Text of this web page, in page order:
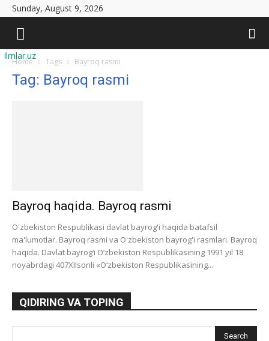
Sunday, August 9, 2026
Ilmlar.uz
Home Tags Bayroq rasmi
Tag: Bayroq rasmi
Bayroq haqida. Bayroq rasmi
O'zbekiston Respublikasi davlat bayrog'i haqida batafsil
ma'lumotlar. Bayroq rasmi va O'zbekiston bayrog'i rasmlari. Bayroq
haqida. Davlat bayrog‘i O‘zbekiston Respublikasining 1991 yil 18
noyabrdagi 407­XII­sonli «O‘zbekiston Respublikasining...
QIDIRING VA TOPING